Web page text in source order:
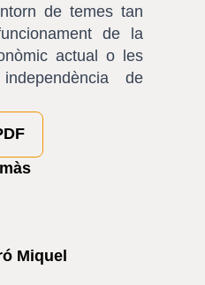
de temes tan
de la
actual o les
de
Miquel